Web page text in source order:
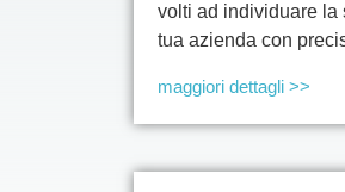
volti ad individuare la
tua azienda con
maggiori dettagli >>